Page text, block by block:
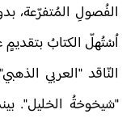
الفُصولِ المُتفرّعة،
اُسْتُهلّ الكتابُ
النّاقد "العربي
"شيخوخةُ الخليل".